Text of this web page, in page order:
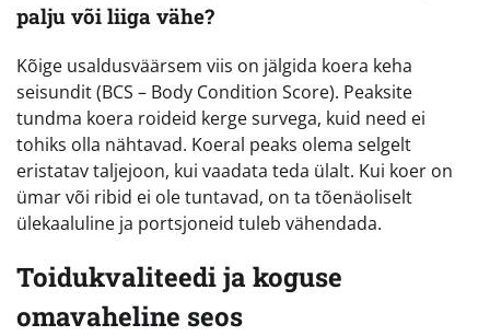
palju või liiga vähe?
Kõige usaldusväärsem viis on jälgida koera keha
seisundit (BCS – Body Condition Score). Peaksite
tundma koera roideid kerge survega, kuid need ei
tohiks olla nähtavad. Koeral peaks olema selgelt
eristatav taljejoon, kui vaadata teda ülalt. Kui koer on
ümar või ribid ei ole tuntavad, on ta tõenäoliselt
ülekaaluline ja portsjoneid tuleb vähendada.
Toidukvaliteedi ja koguse
omavaheline seos